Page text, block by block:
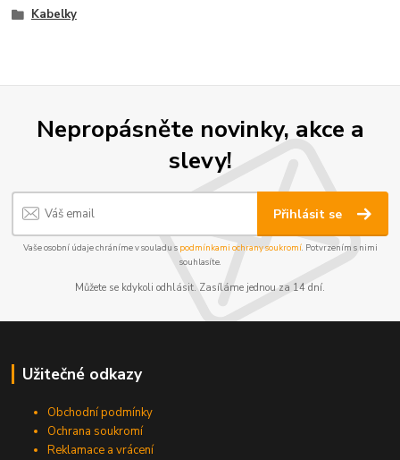
Kabelky
Nepropásněte novinky, akce a
slevy!
Přihlásit se
Vaše osobní údaje chráníme v souladu s podmínkami ochrany soukromí. Potvrzením s nimi
souhlasíte.
Můžete se kdykoli odhlásit. Zasíláme jednou za 14 dní.
Užitečné odkazy
Obchodní podmínky
Ochrana soukromí
Reklamace a vrácení